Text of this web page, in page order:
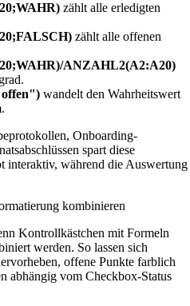
zählt alle erledigten
zählt alle offenen
ANZAHL2(A2:A20)
wandelt den Wahrheitswert
Onboarding-
spart diese
interaktiv, während die Auswertung
kombinieren
Kontrollkästchen mit Formeln
werden. So lassen sich
offene Punkte farblich
abhängig vom Checkbox-Status